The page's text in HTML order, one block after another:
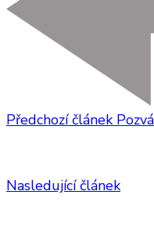
Předchozí článek
Nasledující článek